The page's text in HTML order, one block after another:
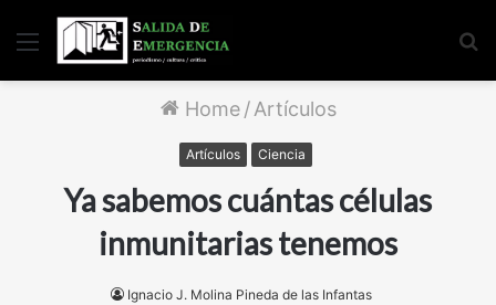
Menu
Home /Artículos
Artículos Ciencia
Ya sabemos cuántas células
inmunitarias tenemos
Ignacio J. Molina Pineda de las Infantas